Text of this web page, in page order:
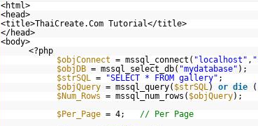
<html>
<head>
<title>ThaiCreate.Com Tutorial</title>
</head>
<body>
<?php
$objConnect = mssql_connect( "localhost" ,
$objDB = mssql_select_db( "mydatabase" );
$strSQL = "SELECT * FROM gallery" ;
$objQuery = mssql_query( $strSQL) or die (
$Num_Rows = mssql_num_rows( $objQuery);
$Per_Page = 4;
// Per Page